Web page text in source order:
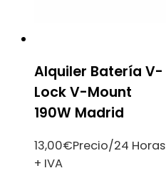
Alquiler Batería V-
Lock V-Mount
190W Madrid
13,00€Precio/24 Horas
+ IVA